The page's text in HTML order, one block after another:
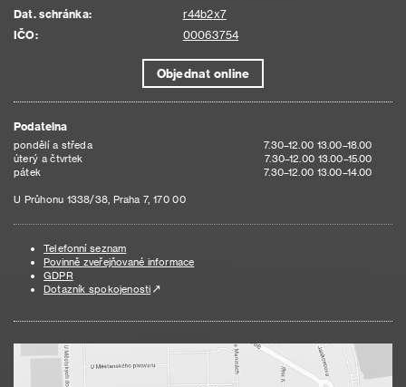
Dat. schránka:
r44b2x7
IČO:
00063754
Objednat online
Podatelna
pondělí a středa
7.30–12.00 13.00–18.00
úterý a čtvrtek
7.30–12.00 13.00–15.00
pátek
7.30–12.00 13.00–14.00
U Průhonu 1338/38, Praha 7, 170 00
Telefonní seznam
Povinně zveřejňované informace
GDPR
Dotazník spokojenosti